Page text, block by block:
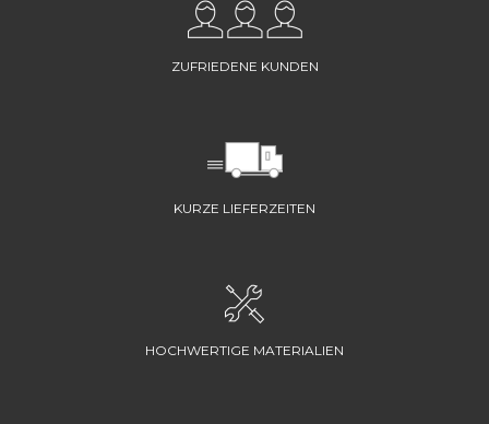
ZUFRIEDENE KUNDEN
KURZE LIEFERZEITEN
HOCHWERTIGE MATERIALIEN